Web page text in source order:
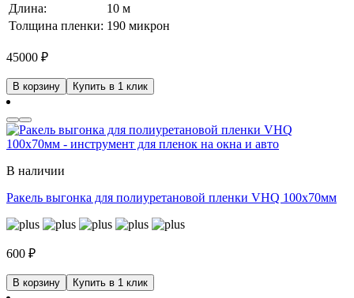
Длина:
10 м
Толщина пленки: 190 микрон
45000 ₽
В корзину Купить в 1 клик
В наличии
Ракель выгонка для полиуретановой пленки VHQ 100х70мм
600 ₽
В корзину Купить в 1 клик